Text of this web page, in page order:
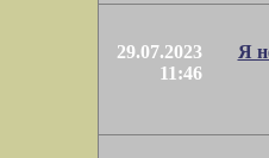
29.07.2023
11:46
Я